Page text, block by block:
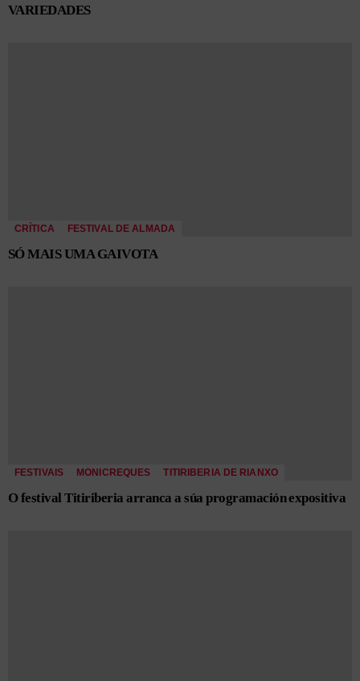
VARIEDADES
CRÍTICA FESTIVAL DE ALMADA
SÓ MAIS UMA GAIVOTA
FESTIVAIS MONICREQUES TITIRIBERIA DE RIANXO
O festival Titiriberia arranca a súa programación expositiva